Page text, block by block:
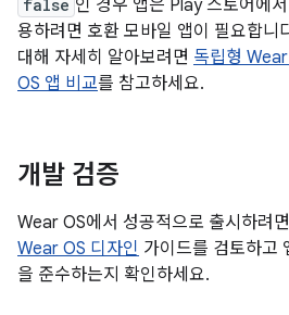
false 인 경우 앱은 Play 스토어에
용하려면 호환 모바일 앱이 필요합니
대해 자세히 알아보려면 독립형
OS 앱 비교를 참고하세요.
개발 검증
Wear OS에서 성공적으로 출시하려면
Wear OS 디자인 가이드를 검토하고
을 준수하는지 확인하세요.